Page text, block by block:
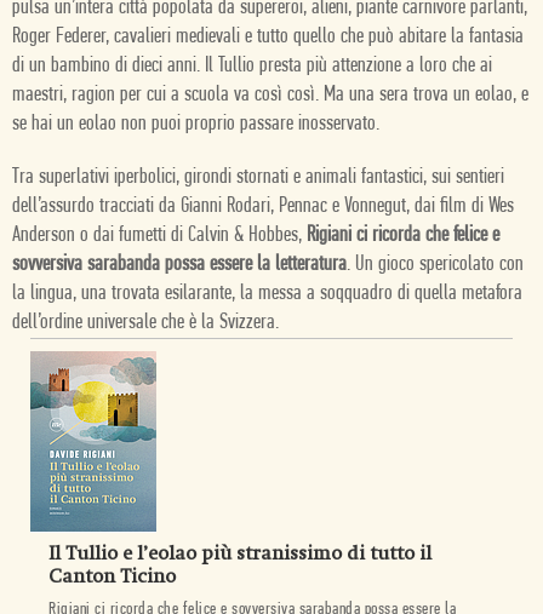
pulsa un’intera città popolata da supereroi, alieni, piante carnivore parlanti,
Roger Federer, cavalieri medievali e tutto quello che può abitare la fantasia
di un bambino di dieci anni. Il Tullio presta più attenzione a loro che ai
maestri, ragion per cui a scuola va così così. Ma una sera trova un eolao, e
se hai un eolao non puoi proprio passare inosservato.
Tra superlativi iperbolici, girondi stornati e animali fantastici, sui sentieri
dell’assurdo tracciati da Gianni Rodari, Pennac e Vonnegut, dai film di Wes
Anderson o dai fumetti di Calvin & Hobbes, Rigiani ci ricorda che felice e
sovversiva sarabanda possa essere la letteratura. Un gioco spericolato con
la lingua, una trovata esilarante, la messa a soqquadro di quella metafora
dell’ordine universale che è la Svizzera.
Il Tullio e l’eolao più stranissimo di tutto il
Canton Ticino
Rigiani ci ricorda che felice e sovversiva sarabanda possa essere la